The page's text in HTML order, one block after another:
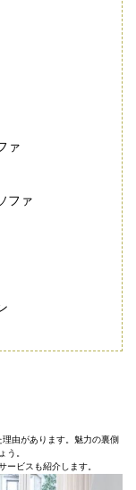
ァ
ファ
由があります。魅力の裏側
う。
ービスも紹介します。